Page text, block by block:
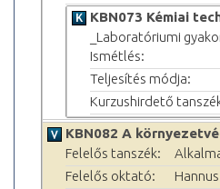
KBN073 Kémiai
_Laboratóriumi
Ismétlés:
Teljesítés módja:
Kurzushirdető
KBN082 A
Felelős tanszék:
Felelős oktató: